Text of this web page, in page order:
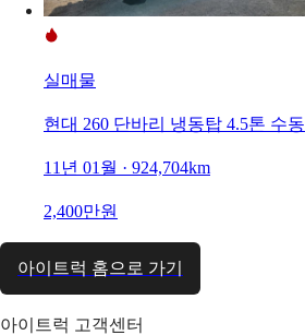
실매물
현대 260 단바리 냉동탑 4.5톤 수동
11년 01월 · 924,704km
2,400만원
아이트럭 홈으로 가기
아이트럭 고객센터